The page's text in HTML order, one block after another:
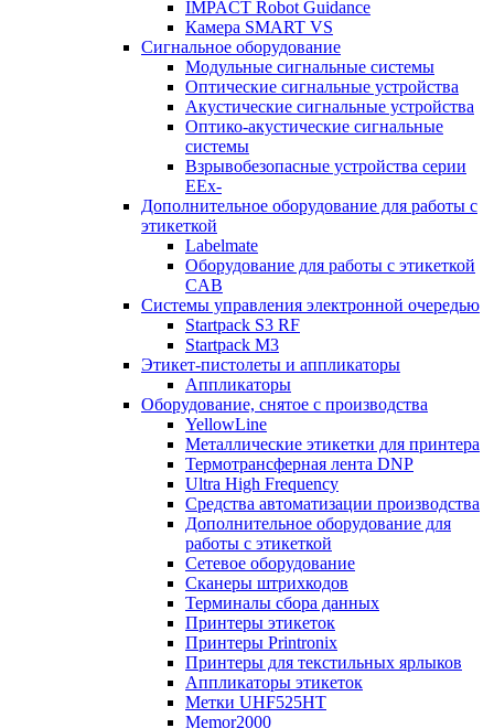
IMPACT Robot Guidance
Камера SMART VS
Cигнальное оборудование
Модульные сигнальные системы
Оптические сигнальные устройства
Акустические сигнальные устройства
Оптико-акустические сигнальные
системы
Взрывобезопасные устройства серии
EEx-
Дополнительное оборудование для работы с
этикеткой
Labelmate
Оборудование для работы с этикеткой
CAB
Системы управления электронной очередью
Startpack S3 RF
Startpack M3
Этикет-пистолеты и аппликаторы
Аппликаторы
Оборудование, снятое с производства
YellowLine
Металлические этикетки для принтера
Термотрансферная лента DNP
Ultra High Frequency
Средства автоматизации производства
Дополнительное оборудование для
работы с этикеткой
Сетевое оборудование
Сканеры штрихкодов
Терминалы сбора данных
Принтеры этикеток
Принтеры Printronix
Принтеры для текстильных ярлыков
Аппликаторы этикеток
Метки UHF525HT
Memor2000